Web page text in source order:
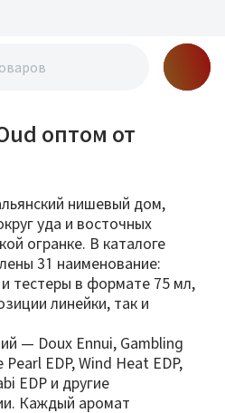
оптом от
нишевый дом,
уда и восточных
огранке. В каталоге
31 наименование:
тестеры в формате 75 мл,
линейки, так и
— Doux Ennui, Gambling
Pearl EDP, Wind Heat EDP,
EDP и другие
Каждый аромат